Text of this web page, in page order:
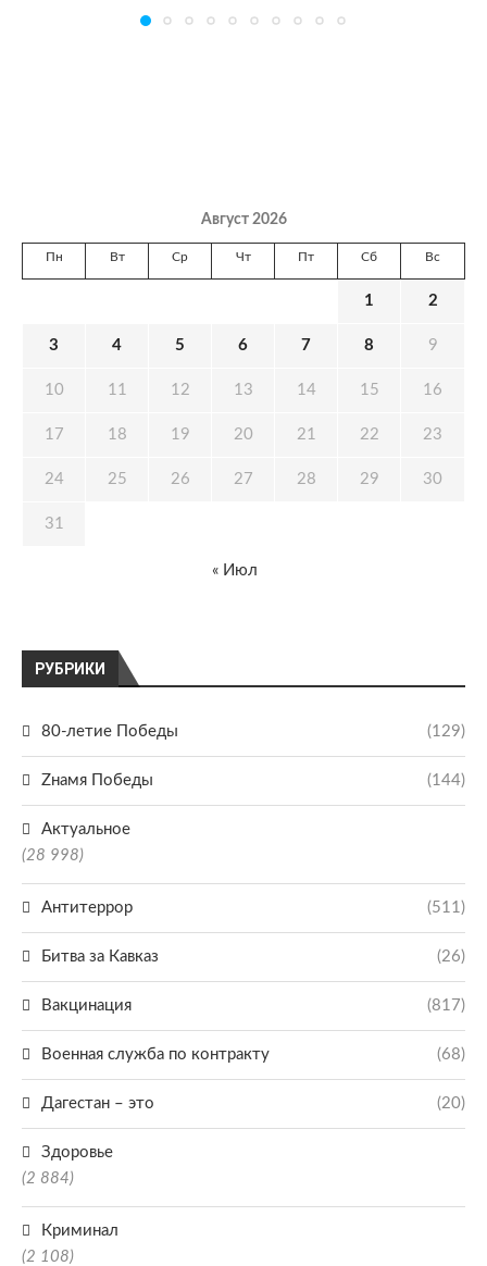
РУБРИКИ
80-летие Победы (129)
Zнамя Победы (144)
Актуальное
(28 998)
Антитеррор (511)
Битва за Кавказ (26)
Вакцинация (817)
Военная служба по контракту (68)
Дагестан – это (20)
Здоровье
(2 884)
Криминал
(2 108)
Август 2026
Пн Вт Ср Чт Пт Сб Вс
1 2
3 4 5 6 7 8 9
10 11 12 13 14 15 16
17 18 19 20 21 22 23
24 25 26 27 28 29 30
31
« Июл